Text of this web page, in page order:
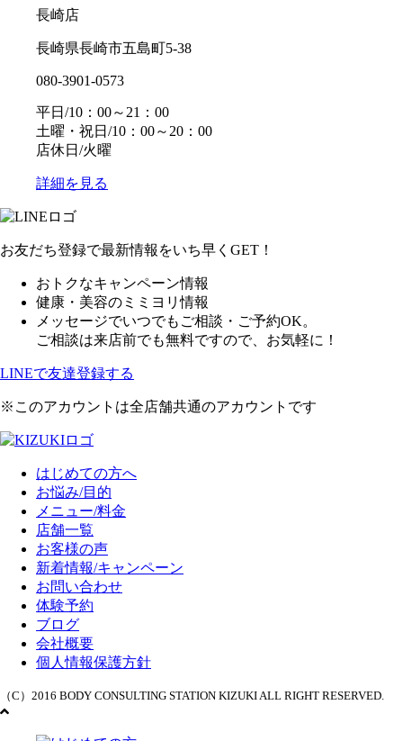
長崎店
長崎県長崎市五島町5-38
080-3901-0573
平日/10：00～21：00
土曜・祝日/10：00～20：00
店休日/火曜
詳細を見る
お友だち登録で最新情報をいち早くGET！
おトクなキャンペーン情報
健康・美容のミミヨリ情報
メッセージでいつでもご相談・ご予約OK。
ご相談は来店前でも無料ですので、お気軽に！
LINEで友達登録する
※このアカウントは全店舗共通のアカウントです
はじめての方へ
お悩み/目的
メニュー/料金
店舗一覧
お客様の声
新着情報/キャンペーン
お問い合わせ
体験予約
ブログ
会社概要
個人情報保護方針
（C）2016 BODY CONSULTING STATION KIZUKI ALL RIGHT RESERVED.